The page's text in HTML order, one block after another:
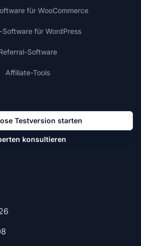
für WooCommerce
Software für WordPress
Software
Affiliate-Tools
Testversion starten
konsultieren